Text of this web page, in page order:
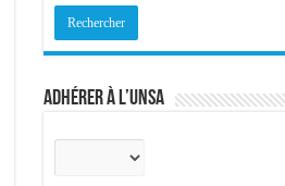
Adhérer à l’UNSA
Sélectionnez
corps